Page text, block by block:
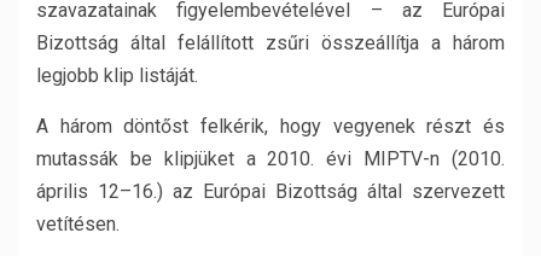
szavazatainak figyelembevételével – az Európai
Bizottság által felállított zsűri összeállítja a három
legjobb klip listáját.
A három döntőst felkérik, hogy vegyenek részt és
mutassák be klipjüket a 2010. évi MIPTV-n (2010.
április 12–16.) az Európai Bizottság által szervezett
vetítésen.